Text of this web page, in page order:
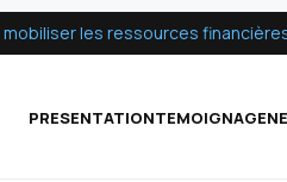
les ressources
PRESENTATIONTEMOIGNAGE